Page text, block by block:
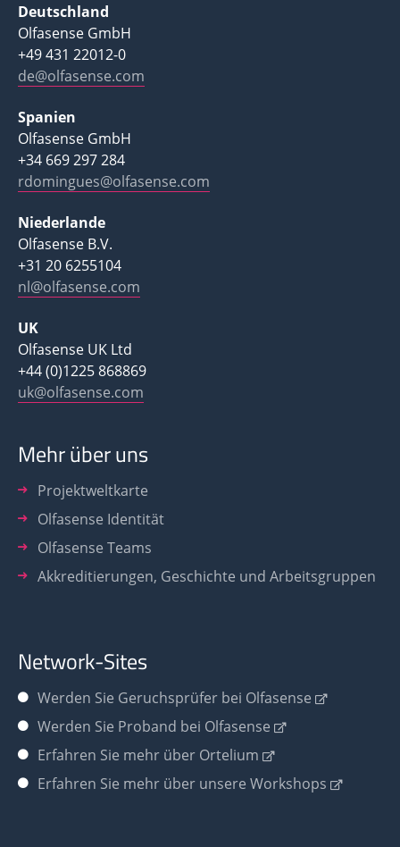
Deutschland
Olfasense GmbH
+49 431 22012-0
de@olfasense.com
Spanien
Olfasense GmbH
+34 669 297 284
rdomingues@olfasense.com
Niederlande
Olfasense B.V.
+31 20 6255104
nl@olfasense.com
UK
Olfasense UK Ltd
+44 (0)1225 868869
uk@olfasense.com
Mehr über uns
Projektweltkarte
Olfasense Identität
Olfasense Teams
Akkreditierungen, Geschichte und Arbeitsgruppen
Network-Sites
Werden Sie Geruchsprüfer bei Olfasense
Werden Sie Proband bei Olfasense
Erfahren Sie mehr über Ortelium
Erfahren Sie mehr über unsere Workshops